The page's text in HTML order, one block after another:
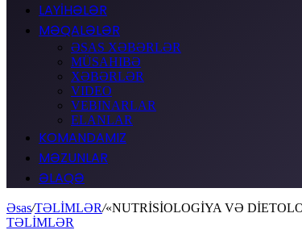
LAYİHƏLƏR
MƏQALƏLƏR
ƏSAS XƏBƏRLƏR
MÜSAHIBƏ
XƏBƏRLƏR
VIDEO
VEBINARLAR
ELANLAR
KOMANDAMIZ
MƏZUNLAR
ƏLAQƏ
Əsas/TƏLİMLƏR/«NUTRİSİOLOGİYA VƏ
TƏLİMLƏR